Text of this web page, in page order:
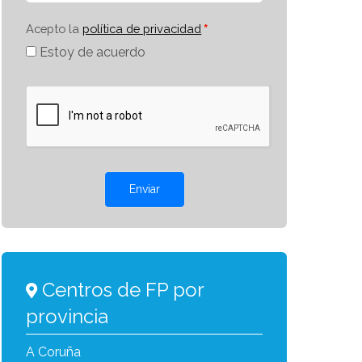
Acepto la política de privacidad
Estoy de acuerdo
Enviar
Centros de FP por
provincia
A Coruña